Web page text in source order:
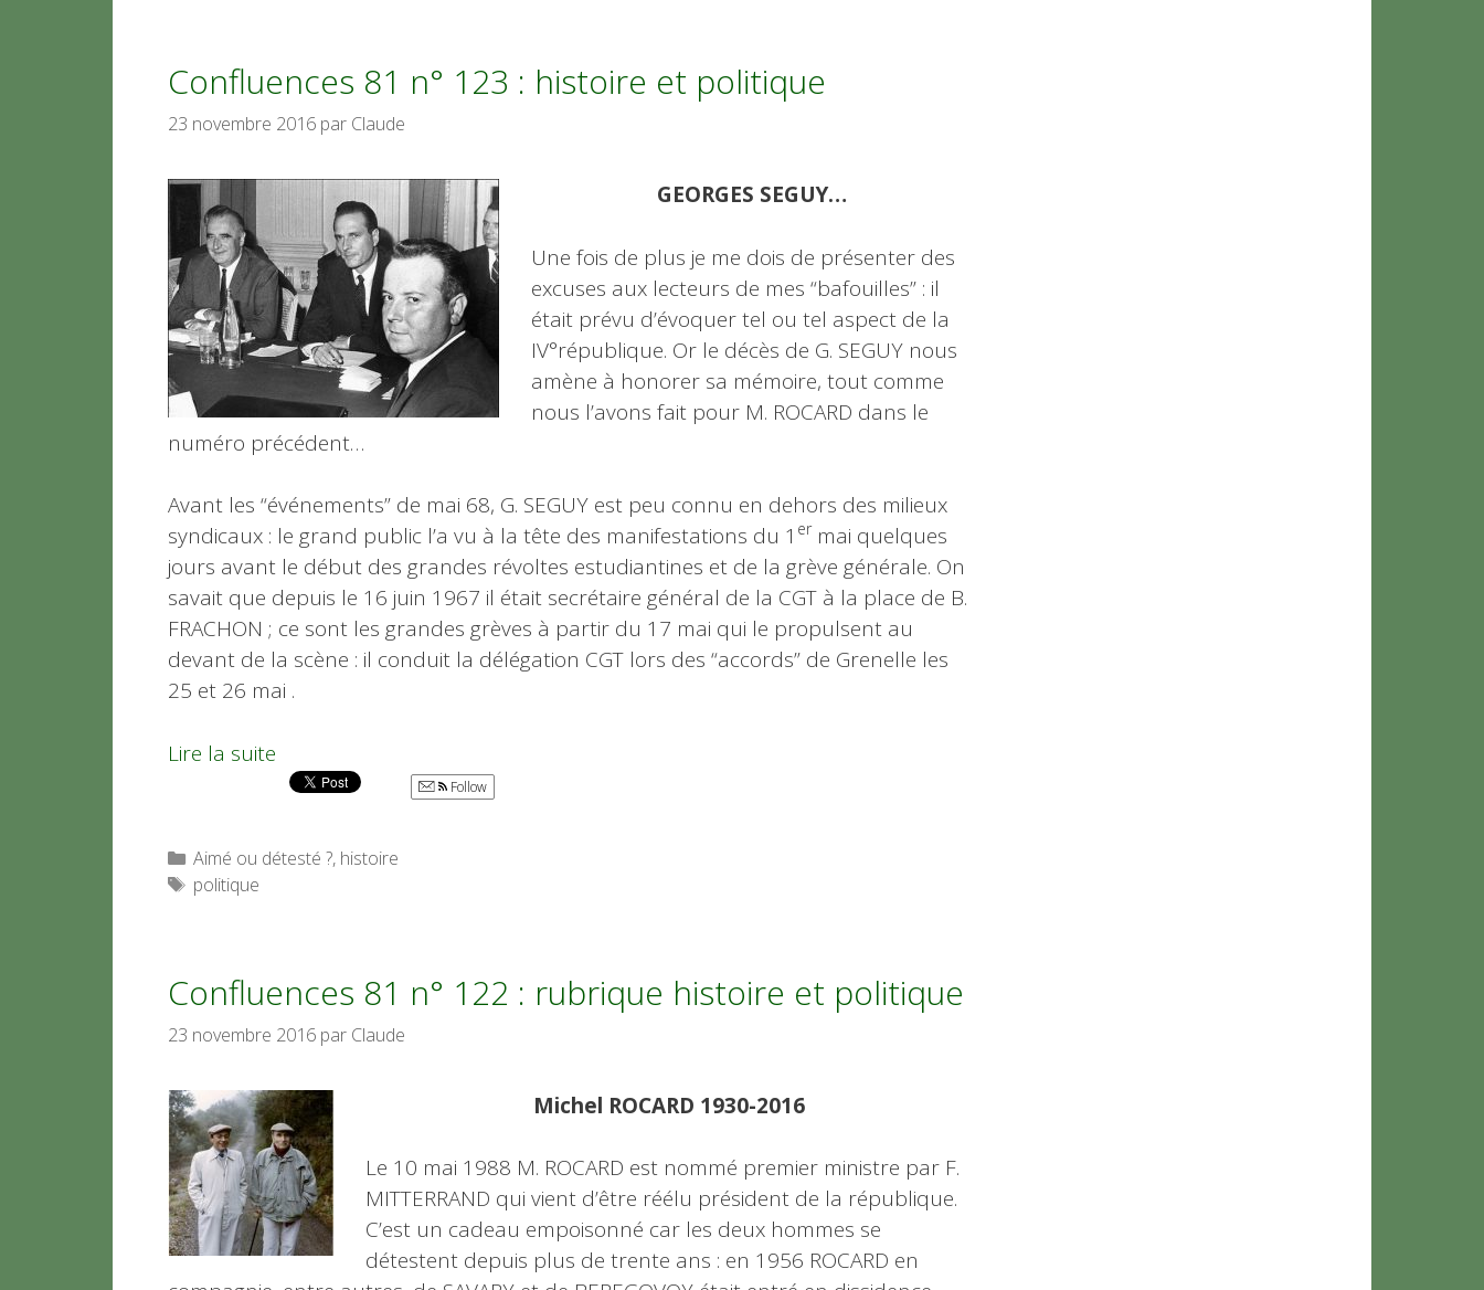
Confluences 81 n° 123 : histoire et politique
23 novembre 2016 par Claude
GEORGES SEGUY…
Une fois de plus je me dois de présenter des
excuses aux lecteurs de mes “bafouilles” : il
était prévu d’évoquer tel ou tel aspect de la
IV°république. Or le décès de G. SEGUY nous
amène à honorer sa mémoire, tout comme
nous l’avons fait pour M. ROCARD dans le
numéro précédent…
Avant les “événements” de mai 68, G. SEGUY est peu connu en dehors des milieux
syndicaux : le grand public l’a vu à la tête des manifestations du 1 ermai quelques
jours avant le début des grandes révoltes estudiantines et de la grève générale. On
savait que depuis le 16 juin 1967 il était secrétaire général de la CGT à la place de B.
FRACHON ; ce sont les grandes grèves à partir du 17 mai qui le propulsent au
devant de la scène : il conduit la délégation CGT lors des “accords” de Grenelle les
25 et 26 mai .
Lire la suite
Follow
Catégories
Aimé ou détesté ?, histoire
Étiquettes
politique
Confluences 81 n° 122 : rubrique histoire et politique
23 novembre 2016 par Claude
Michel ROCARD 1930-2016
Le 10 mai 1988 M. ROCARD est nommé premier ministre par F.
MITTERRAND qui vient d’être réélu président de la république.
C’est un cadeau empoisonné car les deux hommes se
détestent depuis plus de trente ans : en 1956 ROCARD en